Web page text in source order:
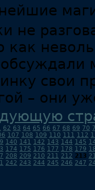
не
как
свои
– они
62 63 64 65 66 67 68 69 70
107 108 109 110 111 112
140 141 142 143 144 145
174 175 176 177 178 179
208 209 210 211 212 213
242 243 244 245 246 247